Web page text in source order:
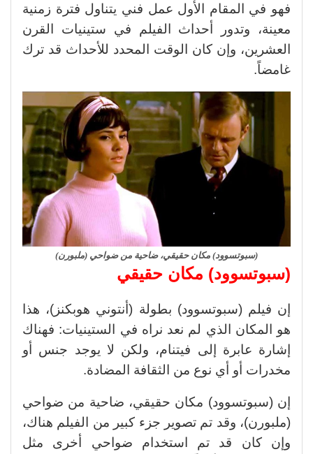
فهو في المقام الأول عمل فني يتناول فترة زمنية
معينة، وتدور أحداث الفيلم في ستينيات القرن
العشرين، وإن كان الوقت المحدد للأحداث قد ترك
غامضاً.
(سبوتسوود) مكان حقيقي، ضاحية من ضواحي (ملبورن)
(سبوتسوود) مكان حقيقي
إن فيلم (سبوتسوود) بطولة (أنتوني هوبكنز)، هذا
هو المكان الذي لم نعد نراه في الستينيات: فهناك
إشارة عابرة إلى فيتنام، ولكن لا يوجد جنس أو
مخدرات أو أي نوع من الثقافة المضادة.
إن (سبوتسوود) مكان حقيقي، ضاحية من ضواحي
(ملبورن)، وقد تم تصوير جزء كبير من الفيلم هناك،
وإن كان قد تم استخدام ضواحي أخرى مثل